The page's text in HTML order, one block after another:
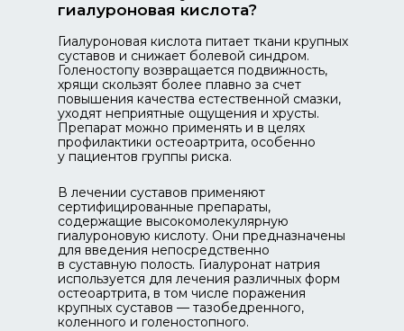
гиалуроновая кислота?
Гиалуроновая кислота питает ткани крупных
суставов и снижает болевой синдром.
Голеностопу возвращается подвижность,
хрящи скользят более плавно за счет
повышения качества естественной смазки,
уходят неприятные ощущения и хрусты.
Препарат можно применять и в целях
профилактики остеоартрита, особенно
у пациентов группы риска.
В лечении суставов применяют
сертифицированные препараты,
содержащие высокомолекулярную
гиалуроновую кислоту. Они предназначены
для введения непосредственно
в суставную полость. Гиалуронат натрия
используется для лечения различных форм
остеоартрита, в том числе поражения
крупных суставов — тазобедренного,
коленного и голеностопного.